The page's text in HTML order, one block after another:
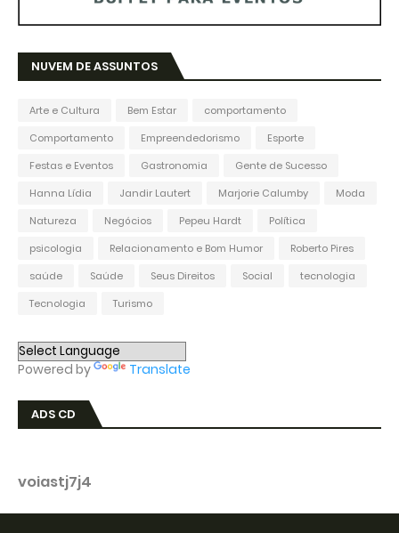
NUVEM DE ASSUNTOS
Arte e Cultura Bem Estar
comportamento
Comportamento
Empreendedorismo
Esporte
Festas e Eventos
Gastronomia
Gente de Sucesso
Hanna Lídia
Jandir Lautert Marjorie Calumby
Moda
Natureza
Negócios Pepeu Hardt
Política
psicologia
Relacionamento e Bom Humor
Roberto Pires
saúde
Saúde Seus Direitos Social
tecnologia
Tecnologia
Turismo
Powered by Translate
ADS CD
voiastj7j4